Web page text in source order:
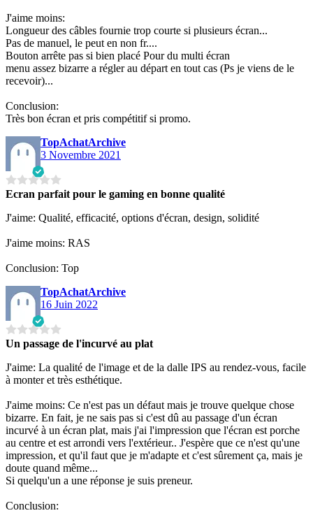
J'aime moins:
Longueur des câbles fournie trop courte si plusieurs écran...
Pas de manuel, le peut en non fr....
Bouton arrête pas si bien placé Pour du multi écran
menu assez bizarre a régler au départ en tout cas (Ps je viens de le
recevoir)...
Conclusion:
Très bon écran et pris compétitif si promo.
TopAchatArchive
3 Novembre 2021
Ecran parfait pour le gaming en bonne qualité
J'aime: Qualité, efficacité, options d'écran, design, solidité
J'aime moins: RAS
Conclusion: Top
TopAchatArchive
16 Juin 2022
Un passage de l'incurvé au plat
J'aime: La qualité de l'image et de la dalle IPS au rendez-vous, facile
à monter et très esthétique.
J'aime moins: Ce n'est pas un défaut mais je trouve quelque chose
bizarre. En fait, je ne sais pas si c'est dû au passage d'un écran
incurvé à un écran plat, mais j'ai l'impression que l'écran est porche
au centre et est arrondi vers l'extérieur.. J'espère que ce n'est qu'une
impression, et qu'il faut que je m'adapte et c'est sûrement ça, mais je
doute quand même...
Si quelqu'un a une réponse je suis preneur.
Conclusion: